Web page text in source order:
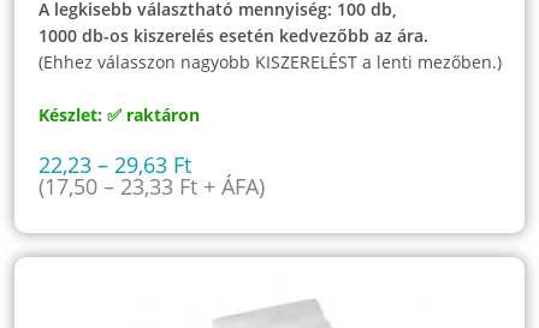
A legkisebb választható mennyiség: 100 db,
1000 db-os kiszerelés esetén kedvezőbb az ára.
(Ehhez válasszon nagyobb KISZERELÉST a lenti mezőben.)
Készlet: ✅ raktáron
22,23–29,63 Ft
(17,50– 23,33 Ft + ÁFA)